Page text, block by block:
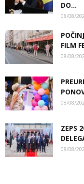
DO...
08/08/
FILM
08/08/
08/08/
ZEPS
08/08/